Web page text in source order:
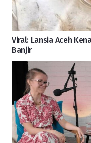
Viral: Lansia Aceh
Banjir